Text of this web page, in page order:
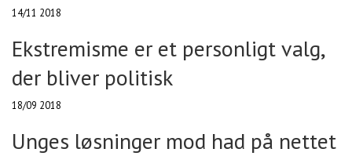
14/11 2018
Ekstremisme er et personligt valg,
der bliver politisk
18/09 2018
Unges løsninger mod had på nettet